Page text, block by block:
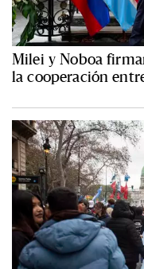
Milei y Noboa
la cooperación